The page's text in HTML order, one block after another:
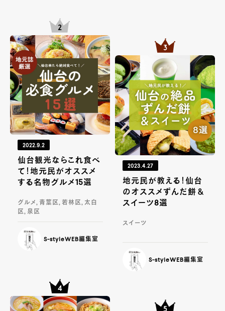
2022.9.2
仙台観光ならこれ食べ
て！地元民がオススメ
する名物グルメ15選
グルメ, 青葉区, 若林区, 太白
区, 泉区
S-styleWEB編集室
2023.4.27
地元民が教える！仙台
のオススメずんだ餅＆
スイーツ8選
スイーツ
S-styleWEB編集室